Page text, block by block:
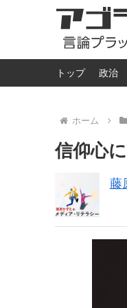
トップ 政治
ホーム
信仰心
藤